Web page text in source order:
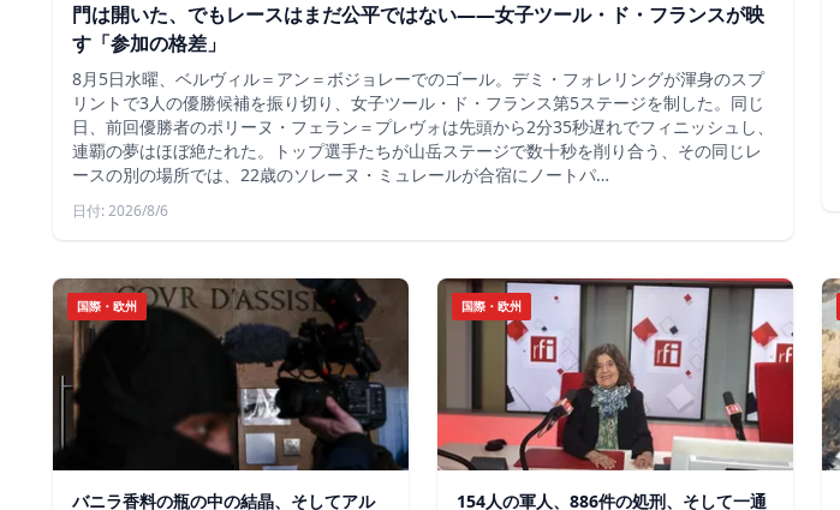
門は開いた、でもレースはまだ公平ではない――女子ツール・ド・フランスが映
す「参加の格差」
8月5日水曜、ベルヴィル＝アン＝ボジョレーでのゴール。デミ・フォレリングが渾身のスプ
リントで3人の優勝候補を振り切り、女子ツール・ド・フランス第5ステージを制した。同じ
日、前回優勝者のポリーヌ・フェラン＝プレヴォは先頭から2分35秒遅れでフィニッシュし、
連覇の夢はほぼ絶たれた。トップ選手たちが山岳ステージで数十秒を削り合う、その同じレ
ースの別の場所では、22歳のソレーヌ・ミュレールが合宿にノートパ…
日付: 2026/8/6
国際・欧州
バニラ香料の瓶の中の結晶、そしてアル
国際・欧州
154人の軍人、886件の処刑、そして一通